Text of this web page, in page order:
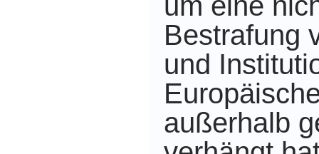
Bestrafung
und
außerhalb